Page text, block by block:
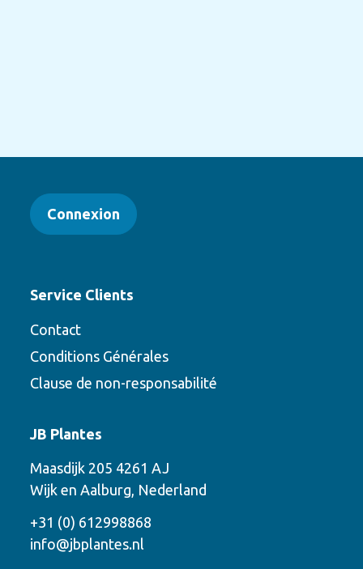
options suivantes
Connexion
Service Clients
Contact
Conditions Générales
Clause de non-responsabilité
JB Plantes
Maasdijk 205 4261 AJ
Wijk en Aalburg, Nederland
+31 (0) 612998868
info@jbplantes.nl